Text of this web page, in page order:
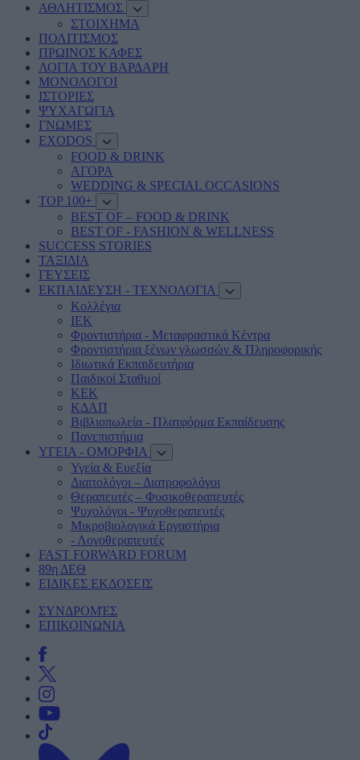
ΑΘΛΗΤΙΣΜΟΣ
ΣΤΟΙΧΗΜΑ
ΠΟΛΙΤΙΣΜΟΣ
ΠΡΩΙΝΟΣ ΚΑΦΕΣ
ΛΟΓΙΑ ΤΟΥ ΒΑΡΔΑΡΗ
ΜΟΝΟΛΟΓΟΙ
ΙΣΤΟΡΙΕΣ
ΨΥΧΑΓΩΓΙΑ
ΓΝΩΜΕΣ
EXODOS
FOOD & DRINK
ΑΓΟΡΑ
WEDDING & SPECIAL OCCASIONS
TOP 100+
BEST OF – FOOD & DRINK
BEST OF - FASHION & WELLNESS
SUCCESS STORIES
ΤΑΞΙΔΙΑ
ΓΕΥΣΕΙΣ
ΕΚΠΑΙΔΕΥΣΗ - ΤΕΧΝΟΛΟΓΙΑ
Κολλέγια
ΙΕΚ
Φροντιστήρια - Μεταφραστικά Κέντρα
Φροντιστήρια ξένων γλωσσών & Πληροφορικής
Ιδιωτικά Εκπαιδευτήρια
Παιδικοί Σταθμοί
ΚΕΚ
ΚΔΑΠ
Βιβλιοπωλεία - Πλατφόρμα Εκπαίδευσης
Πανεπιστήμια
ΥΓΕΙΑ - ΟΜΟΡΦΙΑ
Υγεία & Ευεξία
Διαιτολόγοι – Διατροφολόγοι
Θεραπευτές – Φυσικοθεραπευτές
Ψυχολόγοι - Ψυχοθεραπευτές
Μικροβιολογικά Εργαστήρια
- Λογοθεραπευτές
FAST FORWARD FORUM
89η ΔΕΘ
ΕΙΔΙΚΕΣ ΕΚΔΟΣΕΙΣ
ΣΥΝΔΡΟΜΈΣ
ΕΠΙΚΟΙΝΩΝΙΑ